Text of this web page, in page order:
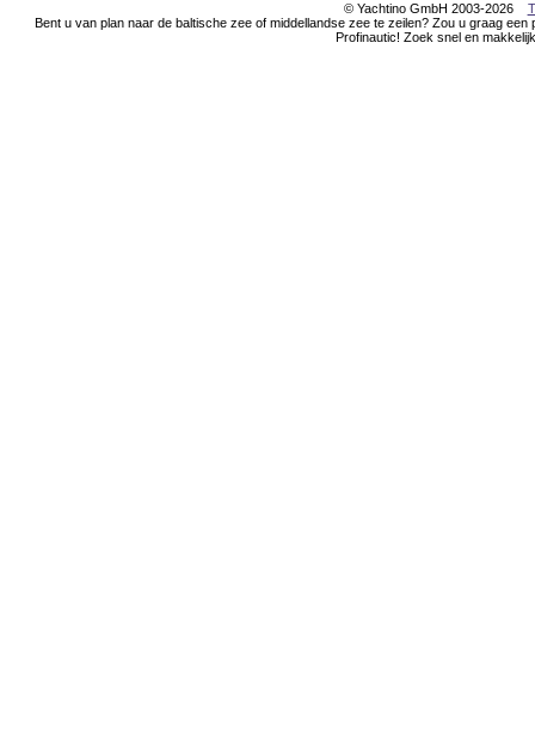
© Yachtino GmbH 2003-2026
Bent u van plan naar de baltische zee of middellandse zee te zeilen? Zou u graag
Profinautic! Zoek snel en